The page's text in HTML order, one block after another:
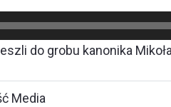
do grobu kanonika
Media